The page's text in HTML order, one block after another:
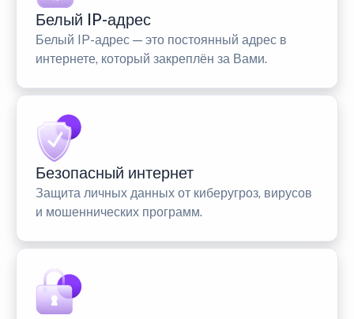
Белый IP-адрес
Белый IP-адрес — это постоянный адрес в
интернете, который закреплён за Вами.
Безопасный интернет
Защита личных данных от киберугроз, вирусов
и мошеннических программ.